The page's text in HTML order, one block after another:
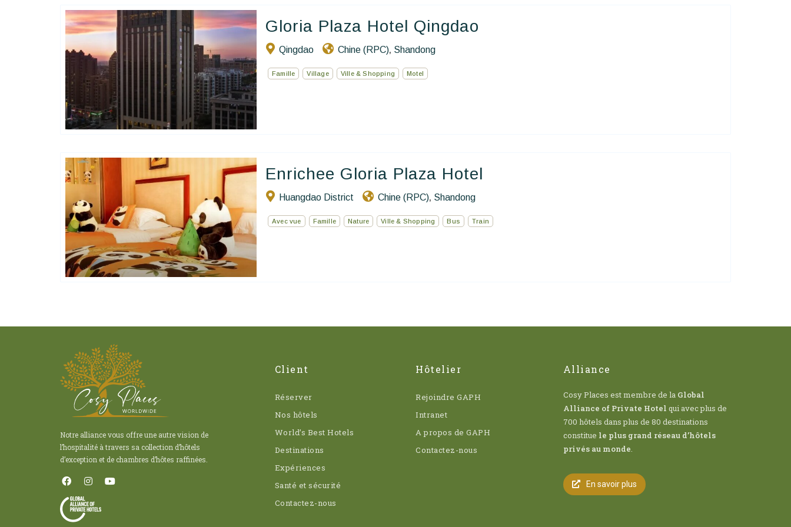
Gloria Plaza Hotel Qingdao
Qingdao Chine (RPC), Shandong
Famille Village Ville & Shopping Motel
Enrichee Gloria Plaza Hotel
Huangdao District Chine (RPC), Shandong
Avec vue Famille Nature Ville & Shopping Bus Train
Notre alliance vous offre une autre vision de
l’hospitalité à travers sa collection d’hôtels
d’exception et de chambres d’hôtes raffinées.
Client
Réserver
Nos hôtels
World’s Best Hotels
Destinations
Expériences
Santé et sécurité
Contactez-nous
Hôtelier
Rejoindre GAPH
Intranet
A propos de GAPH
Contactez-nous
Alliance
Cosy Places est membre de la Global
Alliance of Private Hotel qui avec plus de
700 hôtels dans plus de 80 destinations
constitue le plus grand réseau d’hôtels
privés au monde.
En savoir plus